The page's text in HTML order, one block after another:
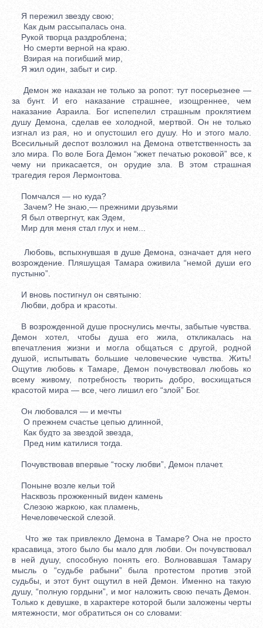
Я пережил звезду свою;
Как дым рассыпалась она.
Рукой творца раздроблена;
Но смерти верной на краю.
Взирая на погибший мир,
Я жил один, забыт и сир.
Демон же наказан не только за ропот: тут посерьезнее —
за бунт. И его наказание страшнее, изощреннее, чем
наказание Азраила. Бог испепелил страшным проклятием
душу Демона, сделав ее холодной, мертвой. Он не только
изгнал из рая, но и опустошил его душу. Но и этого мало.
Всесильный деспот возложил на Демона ответственность за
зло мира. По воле Бога Демон “жжет печатью роковой” все, к
чему ни прикасается, он орудие зла. В этом страшная
трагедия героя Лермонтова.
Помчался — но куда?
Зачем? Не знаю,— прежними друзьями
Я был отвергнут, как Эдем,
Мир для меня стал глух и нем...
Любовь, вспыхнувшая в душе Демона, означает для него
возрождение. Пляшущая Тамара оживила “немой души его
пустыню”.
И вновь постигнул он святыню:
Любви, добра и красоты.
В возрожденной душе проснулись мечты, забытые чувства.
Демон хотел, чтобы душа его жила, откликалась на
впечатления жизни и могла общаться с другой, родной
душой, испытывать большие человеческие чувства. Жить!
Ощутив любовь к Тамаре, Демон почувствовал любовь ко
всему живому, потребность творить добро, восхищаться
красотой мира — все, чего лишил его “злой” Бог.
Он любовался — и мечты
О прежнем счастье цепью длинной,
Как будто за звездой звезда,
Пред ним катилися тогда.
Почувствовав впервые “тоску любви”, Демон плачет.
Поныне возле кельи той
Насквозь прожженный виден камень
Слезою жаркою, как пламень,
Нечеловеческой слезой.
Что же так привлекло Демона в Тамаре? Она не просто
красавица, этого было бы мало для любви. Он почувствовал
в ней душу, способную понять его. Волновавшая Тамару
мысль о “судьбе рабыни” была протестом против этой
судьбы, и этот бунт ощутил в ней Демон. Именно на такую
душу, “полную гордыни”, и мог наложить свою печать Демон.
Только к девушке, в характере которой были заложены черты
мятежности, мог обратиться он со словами: